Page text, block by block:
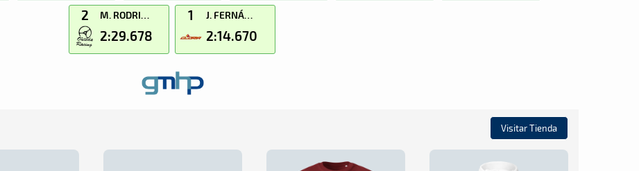
2 M. RODRIGUEZ
2:29.678
1 J. FERNÁNDEZ
2:14.670
Visitar Tienda